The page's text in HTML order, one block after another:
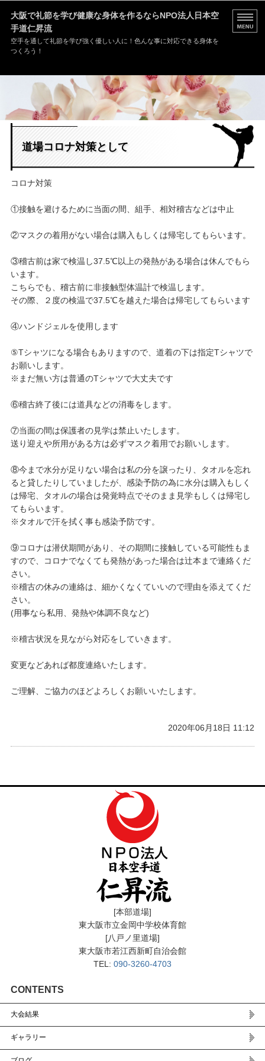
大阪で礼節を学び健康な身体を作るならNPO法人日本空
手道仁昇流
空手を通して礼節を学び強く優しい人に！色んな事に対応できる身体を
つくろう！
HOME
道場案内
お問い合わせ
道場コロナ対策として
コロナ対策
①接触を避けるために当面の間、組手、相対稽古などは中止
②マスクの着用がない場合は購入もしくは帰宅してもらいます。
③稽古前は家で検温し37.5℃以上の発熱がある場合は休んでもら
います。
こちらでも、稽古前に非接触型体温計で検温します。
その際、２度の検温で37.5℃を越えた場合は帰宅してもらいます
④ハンドジェルを使用します
⑤Tシャツになる場合もありますので、道着の下は指定Tシャツで
お願いします。
※まだ無い方は普通のTシャツで大丈夫です
⑥稽古終了後には道具などの消毒をします。
⑦当面の間は保護者の見学は禁止いたします。
送り迎えや所用がある方は必ずマスク着用でお願いします。
⑧今まで水分が足りない場合は私の分を譲ったり、タオルを忘れ
ると貸したりしていましたが、感染予防の為に水分は購入もしく
は帰宅、タオルの場合は発覚時点でそのまま見学もしくは帰宅し
てもらいます。
※タオルで汗を拭く事も感染予防です。
⑨コロナは潜伏期間があり、その期間に接触している可能性もま
すので、コロナでなくても発熱があった場合は辻本まで連絡くだ
さい。
※稽古の休みの連絡は、細かくなくていいので理由を添えてくだ
さい。
(用事なら私用、発熱や体調不良など)
※稽古状況を見ながら対応をしていきます。
変更などあれば都度連絡いたします。
ご理解、ご協力のほどよろしくお願いいたします。
2020年06月18日 11:12
[本部道場]
東大阪市立金岡中学校体育館
[八戸ノ里道場]
東大阪市若江西新町自治会館
TEL: 090-3260-4703
CONTENTS
大会結果
ギャラリー